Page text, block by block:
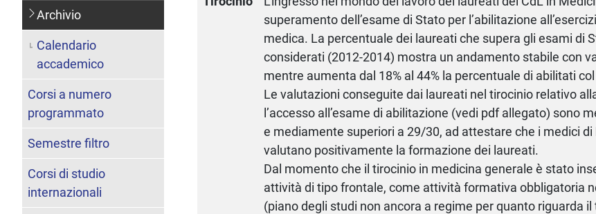
superamento dell’esame di Stato per l’abilitazione
medica. La percentuale dei laureati che supera gli esami di
considerati (2012-2014) mostra un andamento stabile con
mentre aumenta dal 18% al 44% la percentuale di abilitati
Le valutazioni conseguite dai laureati nel tirocinio relativo
l’accesso all’esame di abilitazione (vedi pdf allegato) sono
e mediamente superiori a 29/30, ad attestare che i medici di
valutano positivamente la formazione dei laureati.
Dal momento che il tirocinio in medicina generale è stato
attività di tipo frontale, come attività formativa obbligatoria
(piano degli studi non ancora a regime per quanto riguarda
Archivio
Calendario
accademico
Corsi a numero
programmato
Semestre filtro
Corsi di studio
internazionali